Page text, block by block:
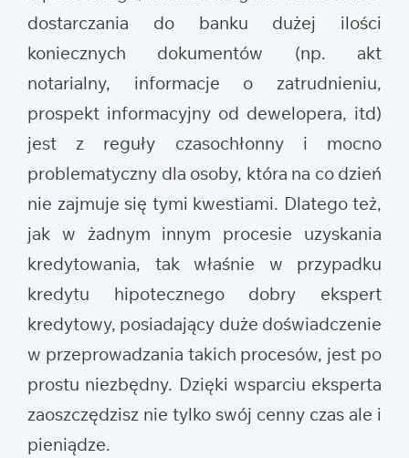
dostarczania do banku dużej ilości
koniecznych dokumentów (np. akt
notarialny, informacje o zatrudnieniu,
prospekt informacyjny od dewelopera, itd)
jest z reguły czasochłonny i mocno
problematyczny dla osoby, która na co dzień
nie zajmuje się tymi kwestiami. Dlatego też,
jak w żadnym innym procesie uzyskania
kredytowania, tak właśnie w przypadku
kredytu hipotecznego dobry ekspert
kredytowy, posiadający duże doświadczenie
w przeprowadzania takich procesów, jest po
prostu niezbędny. Dzięki wsparciu eksperta
zaoszczędzisz nie tylko swój cenny czas ale i
pieniądze.